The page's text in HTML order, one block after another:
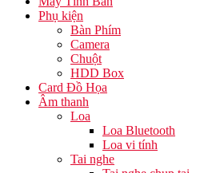
Phụ kiện
Bàn Phím
Camera
Chuột
HDD Box
Card Đồ Họa
Âm thanh
Loa
Loa Bluetooth
Loa vi tính
Tai nghe